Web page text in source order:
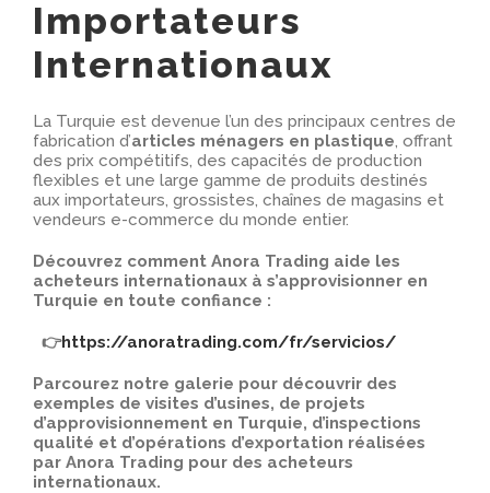
Importateurs
Internationaux
La Turquie est devenue l’un des principaux centres de
fabrication d’articles ménagers en plastique, offrant
des prix compétitifs, des capacités de production
flexibles et une large gamme de produits destinés
aux importateurs, grossistes, chaînes de magasins et
vendeurs e-commerce du monde entier.
Découvrez comment Anora Trading aide les
acheteurs internationaux à s’approvisionner en
Turquie en toute confiance :
👉https://anoratrading.com/fr/servicios/
Parcourez notre galerie pour découvrir des
exemples de visites d’usines, de projets
d’approvisionnement en Turquie, d’inspections
qualité et d’opérations d’exportation réalisées
par Anora Trading pour des acheteurs
internationaux.